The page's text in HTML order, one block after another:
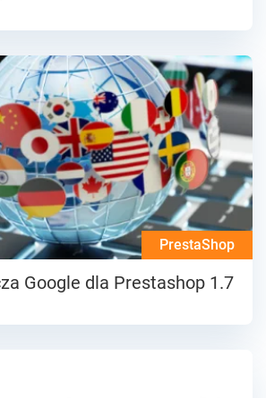
PrestaShop
Google dla Prestashop 1.7